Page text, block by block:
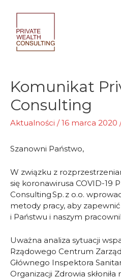
content
Komunikat
Consulting
Aktualności /16 marca 2020
Szanowni Państwo,
W związku z
się koronawirusa COVID-19
Consulting Sp. z o.o.
metody pracy, aby
i Państwu i naszym
Uważna analiza sytuacji
Rządowego Centrum
Głównego Inspektora
Organizacji Zdrowia